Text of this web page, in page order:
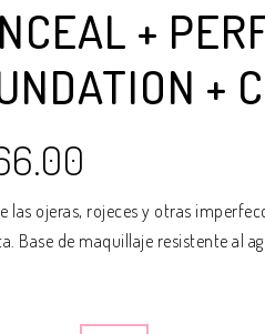
+
+
las ojeras, rojeces y otras
Base de maquillaje resistente al